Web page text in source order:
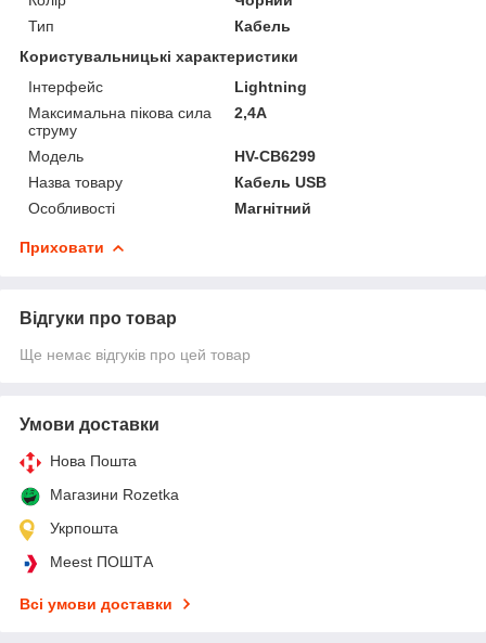
Тип
Кабель
Користувальницькі характеристики
Інтерфейс
Lightning
Максимальна пікова сила
струму
2,4A
Мoдель
HV-CB6299
Назва товару
Кабель USB
Особливості
Магнітний
Приховати
Відгуки про товар
Ще немає відгуків про цей товар
Умови доставки
Нова Пошта
Магазини Rozetka
Укрпошта
Meest ПОШТА
Всі умови доставки